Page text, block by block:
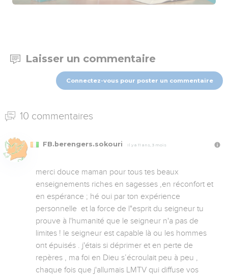
Laisser un commentaire
Connectez-vous pour poster un commentaire
10 commentaires
FB.berengers.sokouri Il y a 11 ans, 3 mois
merci douce maman pour tous tes beaux
enseignements riches en sagesses ,en réconfort et
en espérance ; hé oui par ton expérience
personnelle  et la force de l"esprit du seigneur tu
prouve à l'humanité que le seigneur n'a pas de
limites ! le seigneur est capable là ou les hommes
ont épuisés . j'étais si déprimer et en perte de
repères , ma foi en Dieu s’écroulait peu à peu ,
chaque fois que j'allumais LMTV qui diffuse vos